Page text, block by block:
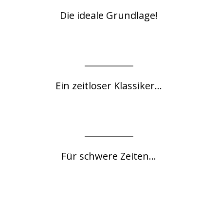
Die ideale Grundlage!
Ein zeitloser Klassiker...
Für schwere Zeiten...